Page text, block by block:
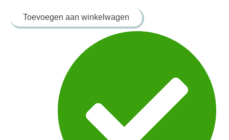
Iron
Sheik
Toevoegen aan winkelwagen